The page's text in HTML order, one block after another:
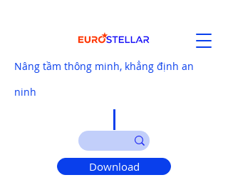
Nâng tầm thông minh, khẳng định an
ninh
Download